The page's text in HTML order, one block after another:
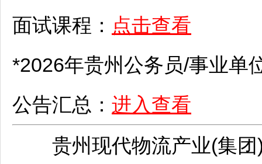
面试课程： 点击查看
*2026年贵州公务员/事业单
公告汇总： 进入查看
贵州现代物流产业(集团)